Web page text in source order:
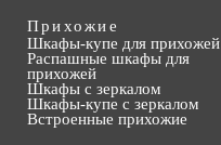
Прихожие
Шкафы-купе для прихожей
Распашные шкафы для
прихожей
Шкафы с зеркалом
Шкафы-купе с зеркалом
Встроенные прихожие